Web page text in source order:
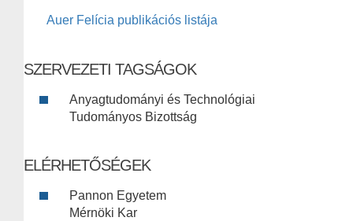
Auer Felícia publikációs listája
SZERVEZETI TAGSÁGOK
Anyagtudományi és Technológiai
Tudományos Bizottság
ELÉRHETŐSÉGEK
Pannon Egyetem
Mérnöki Kar